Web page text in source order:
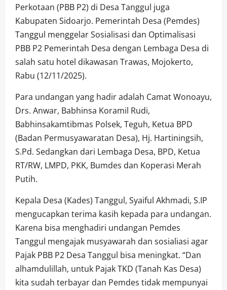
Perkotaan (PBB P2) di Desa Tanggul juga
Kabupaten Sidoarjo. Pemerintah Desa (Pemdes)
Tanggul menggelar Sosialisasi dan Optimalisasi
PBB P2 Pemerintah Desa dengan Lembaga Desa di
salah satu hotel dikawasan Trawas, Mojokerto,
Rabu (12/11/2025).
Para undangan yang hadir adalah Camat Wonoayu,
Drs. Anwar, Babhinsa Koramil Rudi,
Babhinsakamtibmas Polsek, Teguh, Ketua BPD
(Badan Permusyawaratan Desa), Hj. Hartiningsih,
S.Pd. Sedangkan dari Lembaga Desa, BPD, Ketua
RT/RW, LMPD, PKK, Bumdes dan Koperasi Merah
Putih.
Kepala Desa (Kades) Tanggul, Syaiful Akhmadi, S.IP
mengucapkan terima kasih kepada para undangan.
Karena bisa menghadiri undangan Pemdes
Tanggul mengajak musyawarah dan sosialiasi agar
Pajak PBB P2 Desa Tanggul bisa meningkat. “Dan
alhamdulillah, untuk Pajak TKD (Tanah Kas Desa)
kita sudah terbayar dan Pemdes tidak mempunyai